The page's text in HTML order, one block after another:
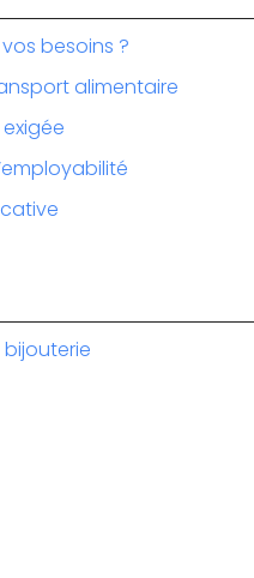
besoins ?
alimentaire